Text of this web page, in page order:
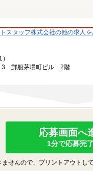
スタッフ株式会社の他の求人を
3 郵船茅場町ビル 2階
応募画面へ
1分で応募完
せんので、プリントアウトし